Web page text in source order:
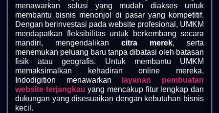
menawarkan solusi yang mudah diakses untuk
membantu bisnis menonjol di pasar yang kompetitif.
Dengan berinvestasi pada website profesional, UMKM
mendapatkan fleksibilitas untuk berkembang secara
mandiri, mengendalikan citra merek, serta
menemukan peluang baru tanpa dibatasi oleh batasan
fisik atau geografis. Untuk membantu UMKM
memaksimalkan kehadiran online mereka,
Indodigition menawarkan
layanan pembuatan
website terjangkau yang mencakup fitur lengkap dan
dukungan yang disesuaikan dengan kebutuhan bisnis
kecil.